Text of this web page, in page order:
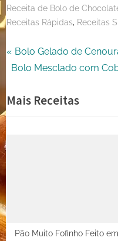
Receita de Bolo de
Receitas Rápidas, Receitas
Navegação
Post
P
r
v
i
t
Bolo Gelado de
N
x
t
Bolo Mesclado com
Mais Receitas
Pão Muito Fofinho Feito em